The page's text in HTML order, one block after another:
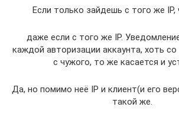
Если только зайдешь с того же IP,
даже если с того же IP.
каждой авторизации аккаунта, хоть со
с чужого, то же касается и
Да, но помимо неё IP и клиент(и его
такой же.